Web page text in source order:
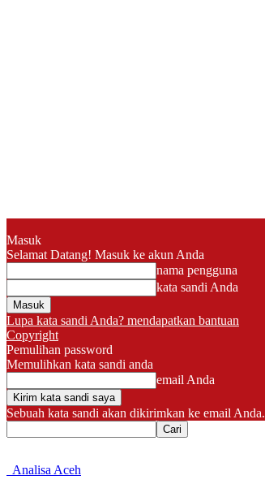
Masuk
Selamat Datang! Masuk ke akun Anda
nama pengguna
kata sandi Anda
Lupa kata sandi Anda? mendapatkan bantuan
Copyright
Pemulihan password
Memulihkan kata sandi anda
email Anda
Sebuah kata sandi akan dikirimkan ke email Anda.
Analisa Aceh